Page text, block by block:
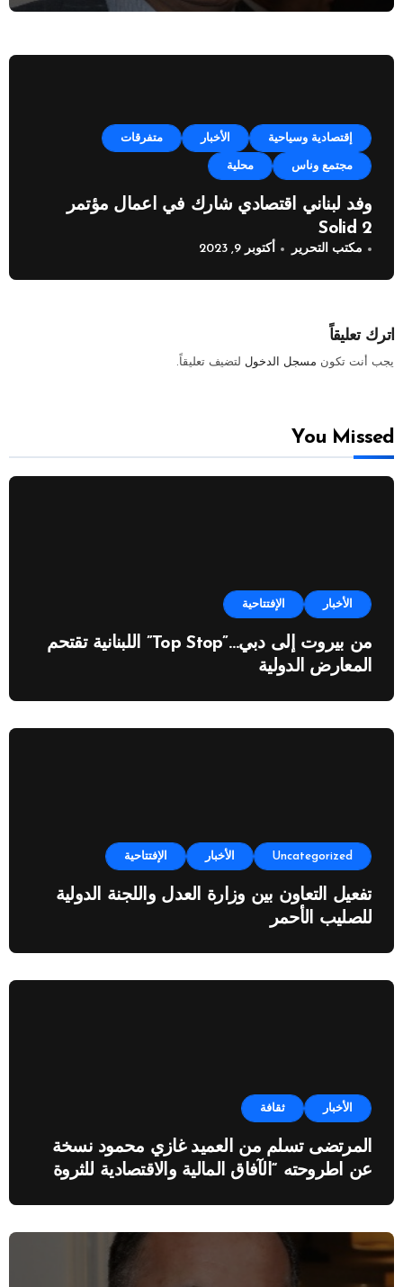
إقتصادية وسياحية الأخبار متفرقات
مجتمع وناس محلية
وفد لبناني اقتصادي شارك في اعمال مؤتمر
Solid 2
مكتب التحرير أكتوبر 9, 2023
اترك تعليقاً
يجب أنت تكون مسجل الدخول لتضيف تعليقاً.
You Missed
الأخبار الإفتتاحية
من بيروت إلى دبي…”Top Stop” اللبنانية تقتحم
المعارض الدولية
Uncategorized الأخبار الإفتتاحية
تفعيل التعاون بين وزارة العدل واللجنة الدولية
للصليب الأحمر
الأخبار ثقافة
المرتضى تسلم من العميد غازي محمود نسخة
عن اطروحته “الآفاق المالية والاقتصادية للثروة